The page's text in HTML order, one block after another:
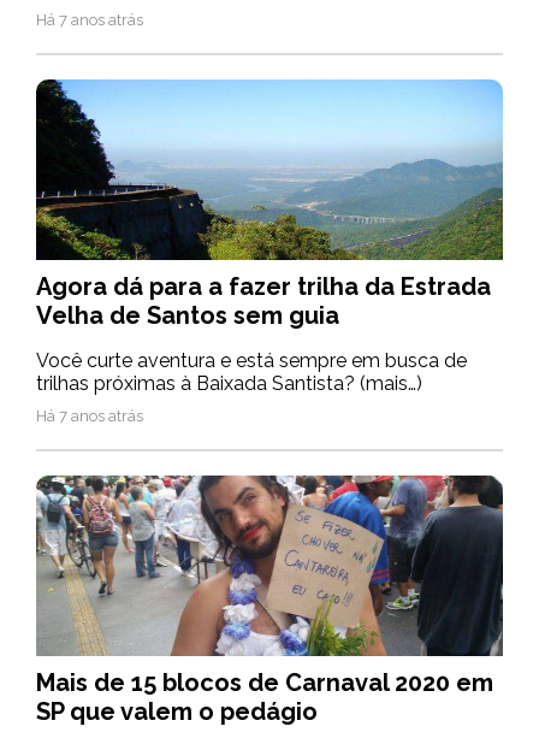
Há 7 anos atrás
Agora dá para a fazer trilha da Estrada
Velha de Santos sem guia
Você curte aventura e está sempre em busca de
trilhas próximas à Baixada Santista? (mais…)
Há 7 anos atrás
Mais de 15 blocos de Carnaval 2020 em
SP que valem o pedágio